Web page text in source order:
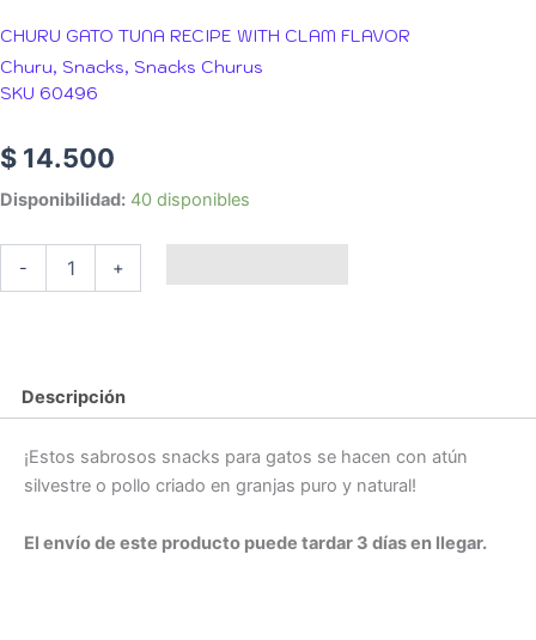
CHURU GATO TUNA RECIPE WITH CLAM FLAVOR
Churu, Snacks, Snacks Churus
SKU 60496
$ 14.500
Disponibilidad: 40 disponibles
-
CHURU
TUNA
RECIPE
WITH
+
Descripción
¡Estos sabrosos snacks para gatos se hacen con atún
silvestre o pollo criado en granjas puro y natural!
El envío de este producto puede tardar 3 días en llegar.